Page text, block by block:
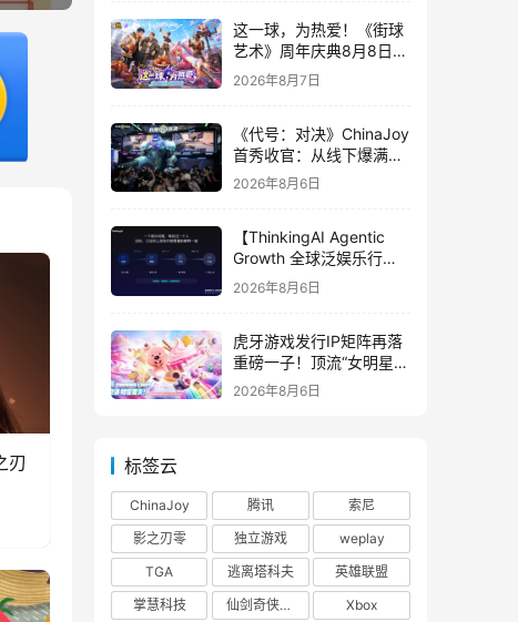
刃
这一球，为热爱！《街球
艺术》周年庆典8月8日正
式上线，多重福利与全新
内容同步开启
2026年8月7日
《代号：对决》ChinaJoy
首秀收官：从线下爆满看
见玩家的真实期待
2026年8月6日
【ThinkingAI Agentic
Growth 全球泛娱乐行业
峰会】Agent 时代，人到
底负责什么
2026年8月6日
虎牙游戏发行IP矩阵再落
重磅一子！顶流“女明星”
ZANMANG LOOPY 正版
2026年8月6日
标签云
ChinaJoy 腾讯
索尼
影之刃零
独立游戏
weplay
TGA
逃离塔科夫
英雄联盟
掌慧科技
仙剑奇侠传四 Xbox